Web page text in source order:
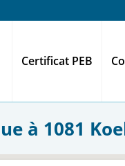
Certificat PEB
à 1081